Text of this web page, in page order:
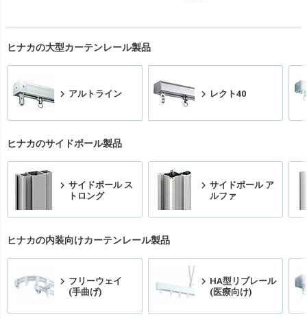
ヒナカの大型カーテンレール製品
アルトライン レクト40
ヒナカのサイドポール製品
サイドポール ス
トロング
サイドポール ア
ルファ
ヒナカの内装向けカーテンレール製品
フリーウェイ
(手曲げ)
HA型リブレール
(医療向け)